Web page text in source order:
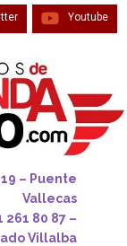
Youtube
Puente
Vallecas
261 80 87 –
Villalba